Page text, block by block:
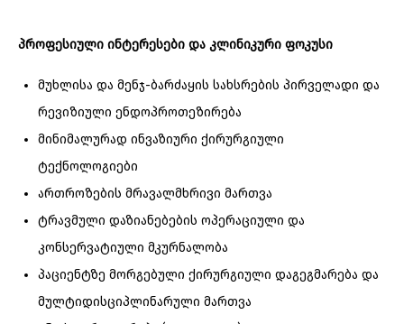
პროფესიული ინტერესები და კლინიკური ფოკუსი
მუხლისა და მენჯ-ბარძაყის სახსრების პირველადი და
რევიზიული ენდოპროთეზირება
მინიმალურად ინვაზიური ქირურგიული
ტექნოლოგიები
ართროზების მრავალმხრივი მართვა
ტრავმული დაზიანებების ოპერაციული და
კონსერვატიული მკურნალობა
პაციენტზე მორგებული ქირურგიული დაგეგმარება და
მულტიდისციპლინარული მართვა